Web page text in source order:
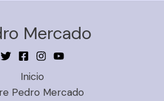
Mercado
Inicio
Pedro Mercado